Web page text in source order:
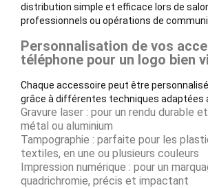
distribution simple et efficace lors de
professionnels ou opérations de
Personnalisation de vos
téléphone pour un logo bien
Chaque accessoire peut être
grâce à différentes techniques adaptées
Gravure laser : pour un rendu durable
métal ou aluminium
Tampographie : parfaite pour les
textiles, en une ou plusieurs couleurs
Impression numérique : pour un
quadrichromie, précis et impactant